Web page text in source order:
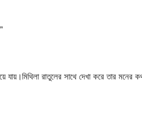
রাতুলের সাথে দেখা করে তার মনের